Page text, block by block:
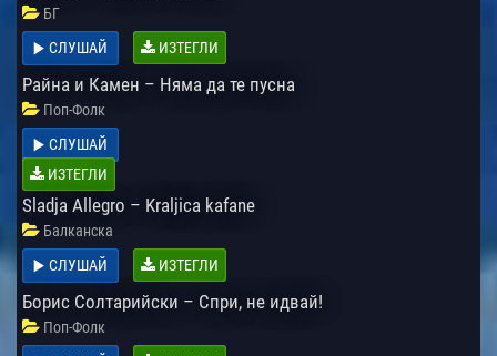
БГ
СЛУШАЙ
ИЗТЕГЛИ
Райна и Камен – Няма да те пусна
Поп-Фолк
СЛУШАЙ
ИЗТЕГЛИ
Sladja Allegro – Kraljica kafane
Балканска
СЛУШАЙ
ИЗТЕГЛИ
Борис Солтарийски – Спри, не идвай!
Поп-Фолк